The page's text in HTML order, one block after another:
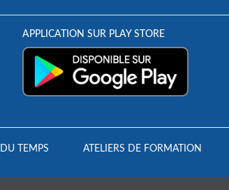
APPLICATION SUR PLAY STORE
TEMPS ATELIERS DE FORMATION